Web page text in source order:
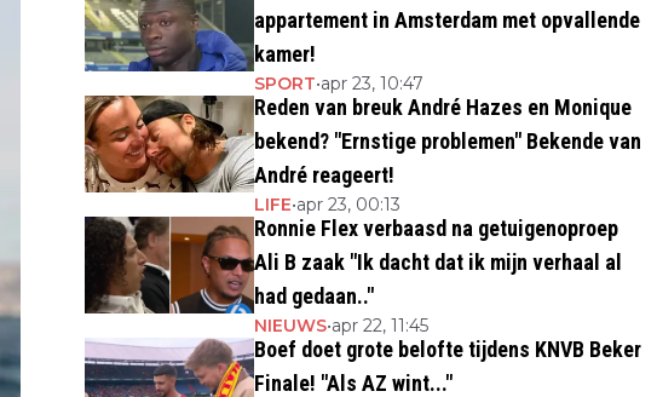
appartement in Amsterdam met opvallende
kamer!
SPORT•apr 23, 10:47
Reden van breuk André Hazes en Monique
bekend? "Ernstige problemen" Bekende van
André reageert!
LIFE•apr 23, 00:13
Ronnie Flex verbaasd na getuigenoproep
Ali B zaak "Ik dacht dat ik mijn verhaal al
had gedaan.."
NIEUWS•apr 22, 11:45
Boef doet grote belofte tijdens KNVB Beker
Finale! "Als AZ wint..."